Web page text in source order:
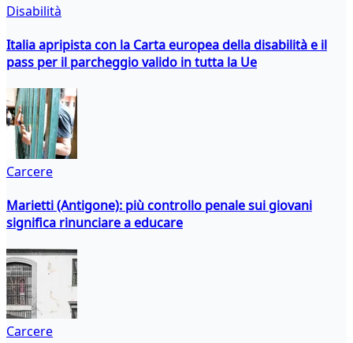
Disabilità
Italia apripista con la Carta europea della disabilità e il
pass per il parcheggio valido in tutta la Ue
Carcere
Marietti (Antigone): più controllo penale sui giovani
significa rinunciare a educare
Carcere